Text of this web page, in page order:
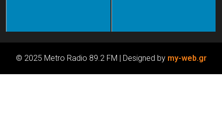
© 2025 Metro Radio 89.2 FM | Designed by my-web.gr